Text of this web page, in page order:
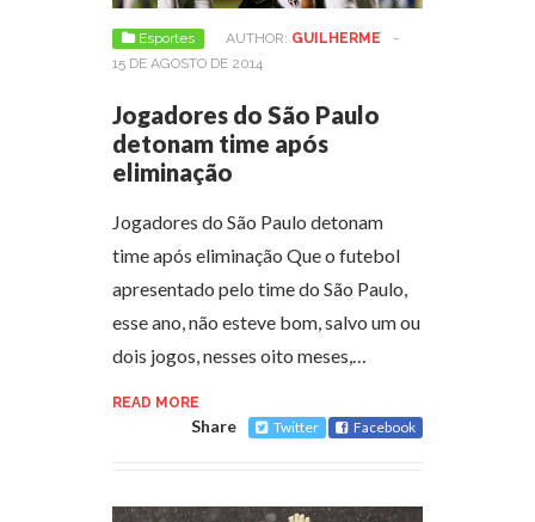
Esportes AUTHOR: GUILHERME
-
15 DE AGOSTO DE 2014
Jogadores do São Paulo
detonam time após
eliminação
Jogadores do São Paulo detonam
time após eliminação Que o futebol
apresentado pelo time do São Paulo,
esse ano, não esteve bom, salvo um ou
dois jogos, nesses oito meses,…
READ MORE
Share Twitter Facebook